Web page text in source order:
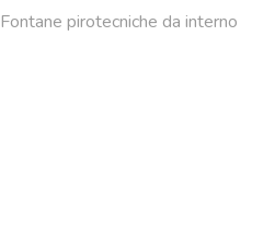
Fontane pirotecniche da interno